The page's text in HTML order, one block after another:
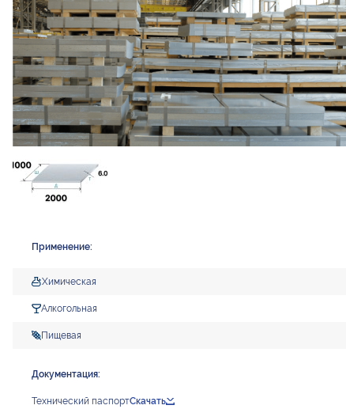
Применение:
Химическая
Алкогольная
Пищевая
Документация:
Технический паспортСкачать